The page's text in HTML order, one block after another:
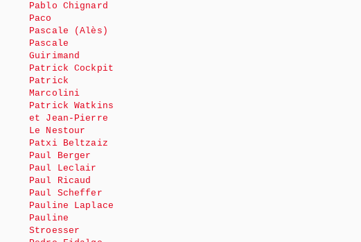
Pablo Chignard
Paco
Pascale (Alès)
Pascale
Guirimand
Patrick Cockpit
Patrick
Marcolini
Patrick Watkins
et Jean-Pierre
Le Nestour
Patxi Beltzaiz
Paul Berger
Paul Leclair
Paul Ricaud
Paul Scheffer
Pauline Laplace
Pauline
Stroesser